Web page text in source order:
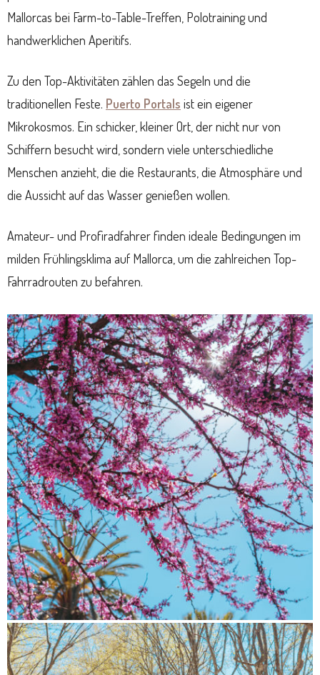
Mallorcas bei Farm-to-Table-Treffen, Polotraining und
handwerklichen Aperitifs.
Zu den Top-Aktivitäten zählen das Segeln und die
traditionellen Feste. Puerto Portals ist ein eigener
Mikrokosmos. Ein schicker, kleiner Ort, der nicht nur von
Schiffern besucht wird, sondern viele unterschiedliche
Menschen anzieht, die die Restaurants, die Atmosphäre und
die Aussicht auf das Wasser genießen wollen.
Amateur- und Profiradfahrer finden ideale Bedingungen im
milden Frühlingsklima auf Mallorca, um die zahlreichen Top-
Fahrradrouten zu befahren.